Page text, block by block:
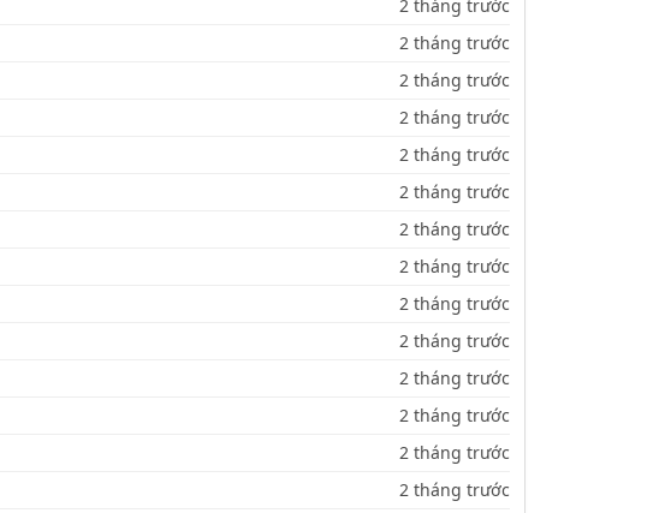
2 tháng trước
2 tháng trước
2 tháng trước
2 tháng trước
2 tháng trước
2 tháng trước
2 tháng trước
2 tháng trước
2 tháng trước
2 tháng trước
2 tháng trước
2 tháng trước
2 tháng trước
2 tháng trước